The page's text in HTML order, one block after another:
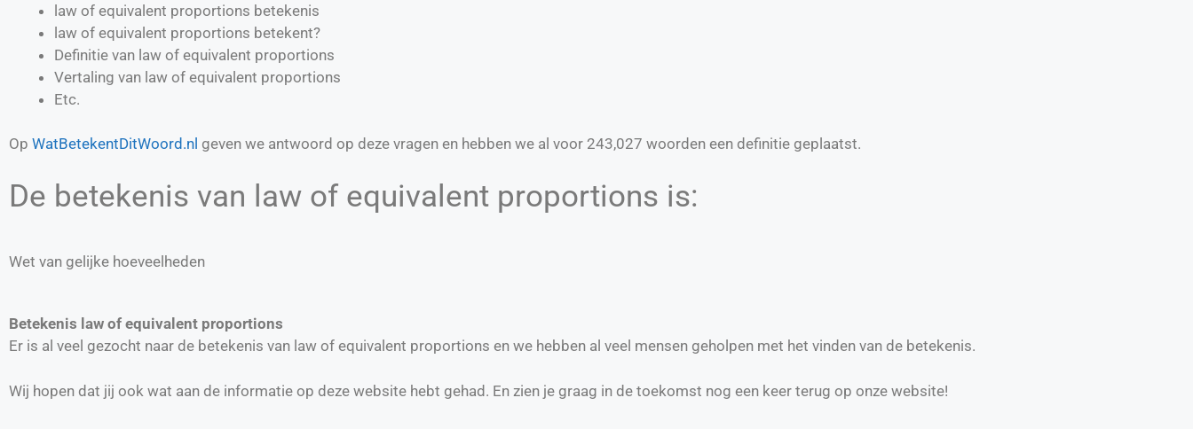
law of equivalent proportions betekenis
law of equivalent proportions betekent?
Definitie van law of equivalent proportions
Vertaling van law of equivalent proportions
Etc.
Op WatBetekentDitWoord.nl geven we antwoord op deze vragen en hebben we al voor 243,027 woorden een definitie geplaatst.
De betekenis van law of equivalent proportions is:
Wet van gelijke hoeveelheden
Betekenis law of equivalent proportions
Er is al veel gezocht naar de betekenis van law of equivalent proportions en we hebben al veel mensen geholpen met het vinden van de betekenis.
Wij hopen dat jij ook wat aan de informatie op deze website hebt gehad. En zien je graag in de toekomst nog een keer terug op onze website!